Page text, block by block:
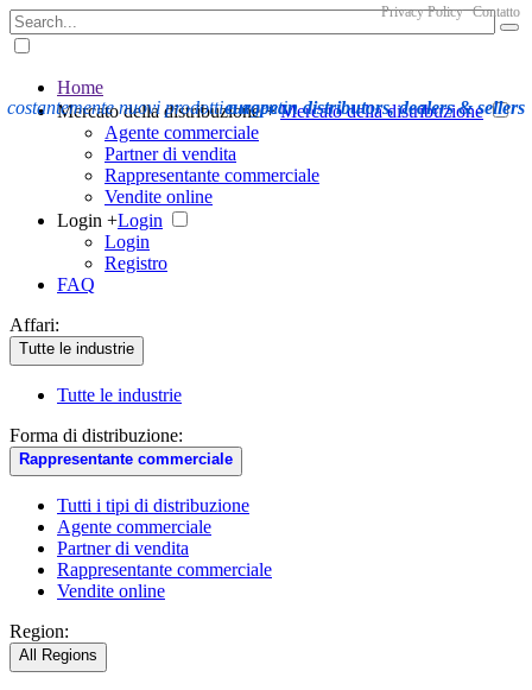
costantemente nuovi prodotti e agentieuropean distributors, dealers & sellers
Privacy Policy Contatto
Home
Mercato della distribuzione + Mercato della distribuzione
Agente commerciale
Partner di vendita
Rappresentante commerciale
Vendite online
Login +Login
Login
Registro
FAQ
Affari:
Tutte le industrie
Tutte le industrie
Forma di distribuzione:
Rappresentante commerciale
Tutti i tipi di distribuzione
Agente commerciale
Partner di vendita
Rappresentante commerciale
Vendite online
Region:
All Regions